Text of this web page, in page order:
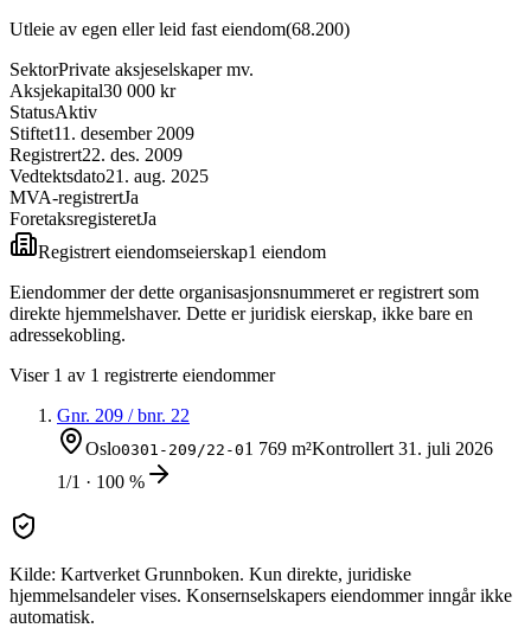
Utleie av egen eller leid fast eiendom(68.200)
SektorPrivate aksjeselskaper mv.
Aksjekapital30 000 kr
StatusAktiv
Stiftet11. desember 2009
Registrert22. des. 2009
Vedtektsdato21. aug. 2025
MVA-registrertJa
ForetaksregisteretJa
Registrert eiendomseierskap1 eiendom
Eiendommer der dette organisasjonsnummeret er registrert som
direkte hjemmelshaver. Dette er juridisk eierskap, ikke bare en
adressekobling.
Viser 1 av 1 registrerte eiendommer
Gnr. 209 / bnr. 22
Oslo0301-209/22-01 769 m²Kontrollert 31. juli 2026
1/1 · 100 %
Kilde: Kartverket Grunnboken. Kun direkte, juridiske
hjemmelsandeler vises. Konsernselskapers eiendommer inngår ikke
automatisk.